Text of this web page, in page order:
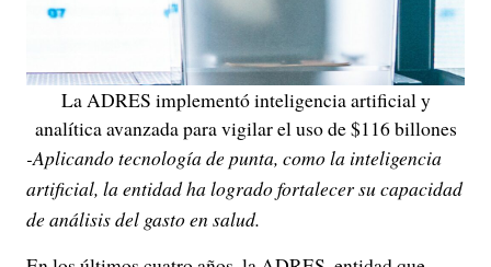
La ADRES implementó inteligencia artificial y
analítica avanzada para vigilar el uso de $116 billones
-Aplicando tecnología de punta, como la inteligencia
artificial, la entidad ha logrado fortalecer su capacidad
de análisis del gasto en salud.